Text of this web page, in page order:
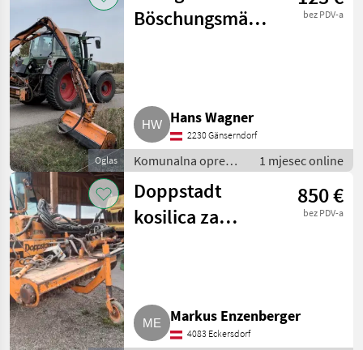
Oglas
Böschungsmäher,
bez PDV-a
Hans Wagner
2230 Gänserndorf
Komunalna oprema
i vozila / Kosilice za
nagibe
1 mjesec online
Doppstadt
kosilica za
850 €
bez PDV-a
Markus Enzenberger
4083 Eckersdorf